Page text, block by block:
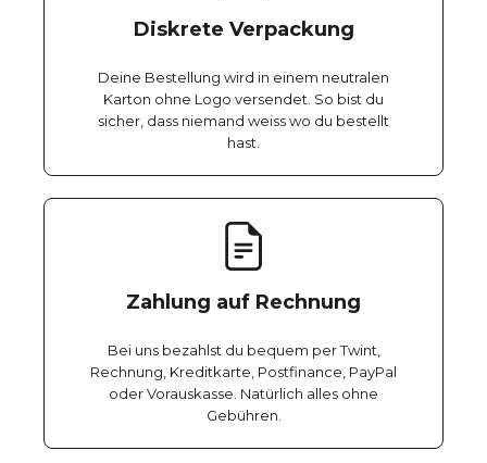
Diskrete Verpackung
Deine Bestellung wird in einem neutralen
Karton ohne Logo versendet. So bist du
sicher, dass niemand weiss wo du bestellt
hast.
Zahlung auf Rechnung
Bei uns bezahlst du bequem per Twint,
Rechnung, Kreditkarte, Postfinance, PayPal
oder Vorauskasse. Natürlich alles ohne
Gebühren.